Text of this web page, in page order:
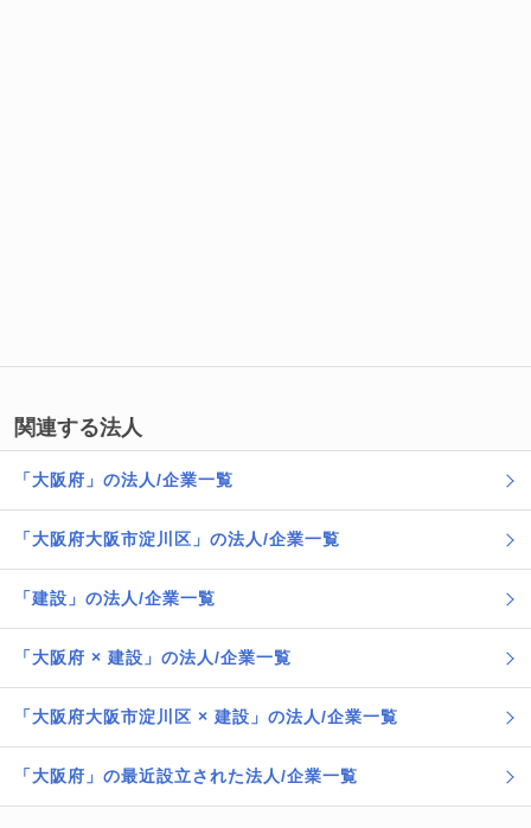
関連する法人
「大阪府」の法人/企業一覧
「大阪府大阪市淀川区」の法人/企業一覧
「建設」の法人/企業一覧
「大阪府 × 建設」の法人/企業一覧
「大阪府大阪市淀川区 × 建設」の法人/企業一覧
「大阪府」の最近設立された法人/企業一覧